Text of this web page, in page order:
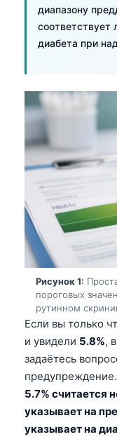
диапазону
соответствует
диабета при
Рисунок 1:
пороговых
рутинном
Если вы только
и увидели 5.8%,
задаётесь
5.7% считается
указывает на
указывает на